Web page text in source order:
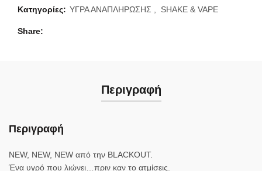
Κατηγορίες: ΥΓΡΑ ΑΝΑΠΛΗΡΩΣΗΣ SHAKE & VAPE
Share
Περιγραφή
Περιγραφή
NEW, NEW, NEW από την BLACKOUT.
Ένα υγρό που λιώνει…πριν καν το ατμίσεις.